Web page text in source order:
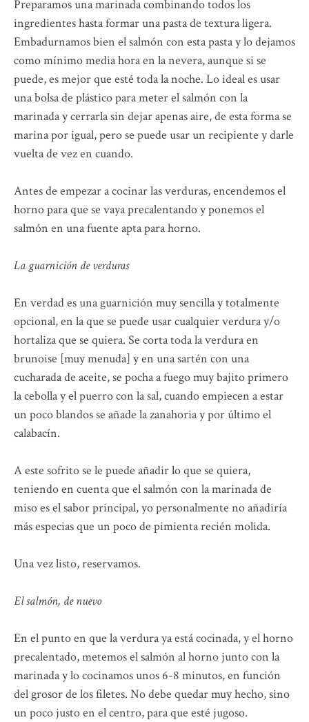
Preparamos una marinada combinando todos los
ingredientes hasta formar una pasta de textura ligera.
Embadurnamos bien el salmón con esta pasta y lo dejamos
como mínimo media hora en la nevera, aunque si se
puede, es mejor que esté toda la noche. Lo ideal es usar
una bolsa de plástico para meter el salmón con la
marinada y cerrarla sin dejar apenas aire, de esta forma se
marina por igual, pero se puede usar un recipiente y darle
vuelta de vez en cuando.
Antes de empezar a cocinar las verduras, encendemos el
horno para que se vaya precalentando y ponemos el
salmón en una fuente apta para horno.
La guarnición de verduras
En verdad es una guarnición muy sencilla y totalmente
opcional, en la que se puede usar cualquier verdura y/o
hortaliza que se quiera. Se corta toda la verdura en
brunoise [muy menuda] y en una sartén con una
cucharada de aceite, se pocha a fuego muy bajito primero
la cebolla y el puerro con la sal, cuando empiecen a estar
un poco blandos se añade la zanahoria y por último el
calabacín.
A este sofrito se le puede añadir lo que se quiera,
teniendo en cuenta que el salmón con la marinada de
miso es el sabor principal, yo personalmente no añadiría
más especias que un poco de pimienta recién molida.
Una vez listo, reservamos.
El salmón, de nuevo
En el punto en que la verdura ya está cocinada, y el horno
precalentado, metemos el salmón al horno junto con la
marinada y lo cocinamos unos 6-8 minutos, en función
del grosor de los filetes. No debe quedar muy hecho, sino
un poco justo en el centro, para que esté jugoso.